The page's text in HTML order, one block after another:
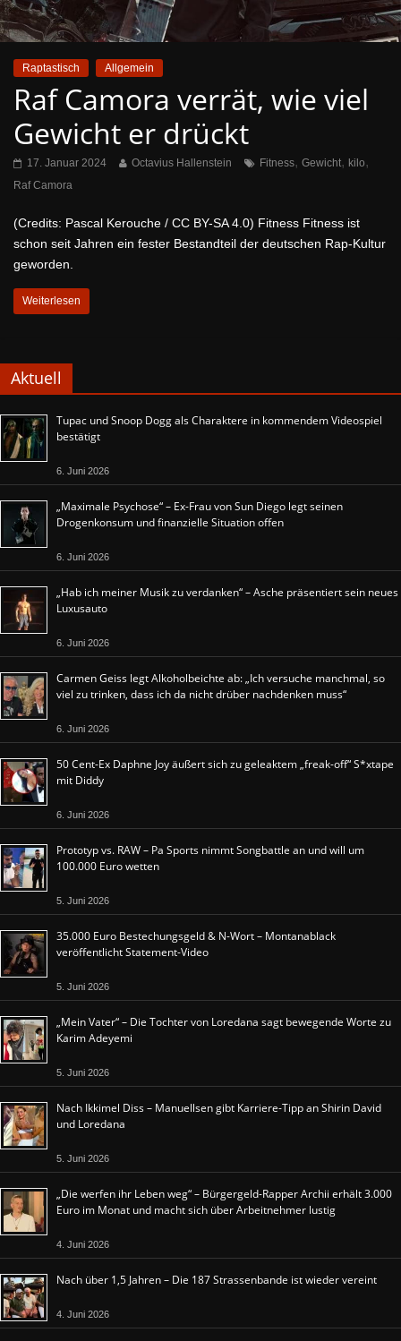
Raptastisch Allgemein
Raf Camora verrät, wie viel
Gewicht er drückt
17. Januar 2024 Octavius Hallenstein Fitness, Gewicht, kilo,
Raf Camora
(Credits: Pascal Kerouche / CC BY-SA 4.0) Fitness Fitness ist
schon seit Jahren ein fester Bestandteil der deutschen Rap-Kultur
geworden.
Weiterlesen
Aktuell
Tupac und Snoop Dogg als Charaktere in kommendem Videospiel
bestätigt
6. Juni 2026
„Maximale Psychose“ – Ex-Frau von Sun Diego legt seinen
Drogenkonsum und finanzielle Situation offen
6. Juni 2026
„Hab ich meiner Musik zu verdanken“ – Asche präsentiert sein neues
Luxusauto
6. Juni 2026
Carmen Geiss legt Alkoholbeichte ab: „Ich versuche manchmal, so
viel zu trinken, dass ich da nicht drüber nachdenken muss“
6. Juni 2026
50 Cent-Ex Daphne Joy äußert sich zu geleaktem „freak-off“ S*xtape
mit Diddy
6. Juni 2026
Prototyp vs. RAW – Pa Sports nimmt Songbattle an und will um
100.000 Euro wetten
5. Juni 2026
35.000 Euro Bestechungsgeld & N-Wort – Montanablack
veröffentlicht Statement-Video
5. Juni 2026
„Mein Vater“ – Die Tochter von Loredana sagt bewegende Worte zu
Karim Adeyemi
5. Juni 2026
Nach Ikkimel Diss – Manuellsen gibt Karriere-Tipp an Shirin David
und Loredana
5. Juni 2026
„Die werfen ihr Leben weg“ – Bürgergeld-Rapper Archii erhält 3.000
Euro im Monat und macht sich über Arbeitnehmer lustig
4. Juni 2026
Nach über 1,5 Jahren – Die 187 Strassenbande ist wieder vereint
4. Juni 2026